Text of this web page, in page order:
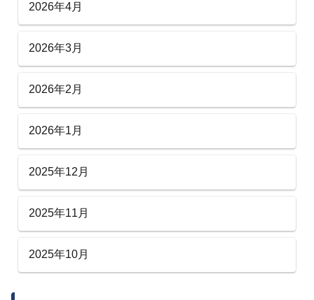
2026年4月
2026年3月
2026年2月
2026年1月
2025年12月
2025年11月
2025年10月